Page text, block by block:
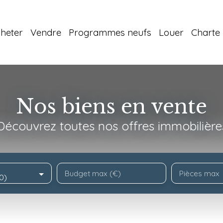
Vendre Programmes neufs Louer Charte
Nos biens en vente
toutes nos offres
Budget max (€) Pièces max